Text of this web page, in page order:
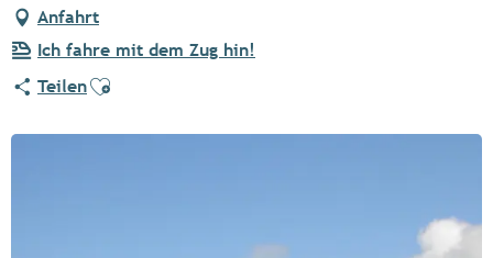
Anfahrt
Ich fahre mit dem Zug hin!
TeilenAjouter aux favoris